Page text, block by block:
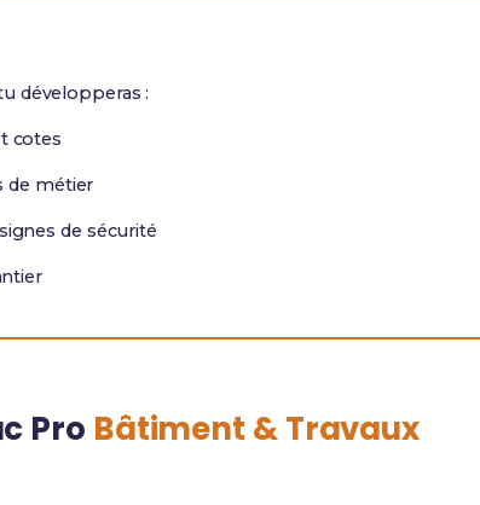
développeras :
cotes
de métier
de sécurité
Pro Bâtiment & Travaux